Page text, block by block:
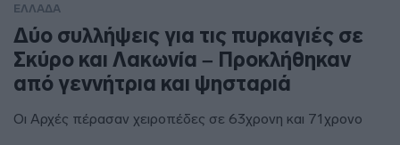
ΕΛΛΑΔΑ
Δύο συλλήψεις για τις πυρκαγιές σε
Σκύρο και Λακωνία – Προκλήθηκαν
από γεννήτρια και ψησταριά
Οι Αρχές πέρασαν χειροπέδες σε 63χρονη και 71χρονο